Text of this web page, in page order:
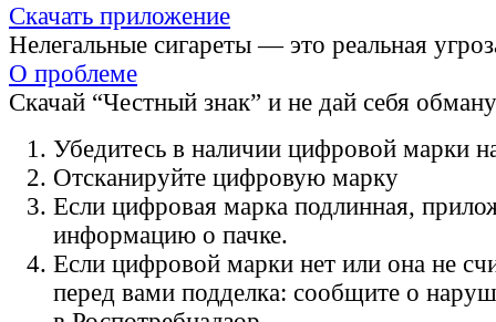
Скачать приложение
Нелегальные сигареты — это реальная
О проблеме
Скачай “Честный знак” и не дай себя
Убедитесь в наличии цифровой марки
Отсканируйте цифровую марку
Если цифровая марка подлинная,
информацию о пачке.
Если цифровой марки нет или она не
перед вами подделка: сообщите о